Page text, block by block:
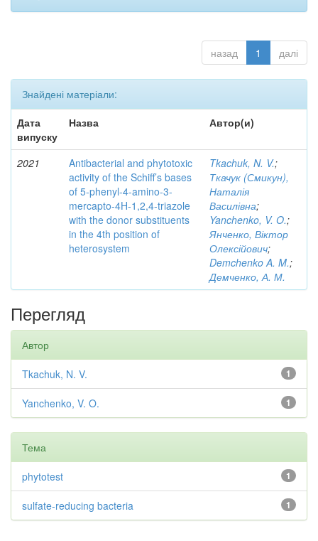
назад 1 далі
Знайдені матеріали:
Дата
випуску
Назва Автор(и)
2021
Antibacterial and phytotoxic
activity of the Schiff’s bases
of 5-phenyl-4-amino-3-
mercapto-4H-1,2,4-triazole
with the donor substituents
in the 4th position of
heterosystem
Tkachuk, N. V.;
Ткачук (Смикун),
Наталія
Василівна;
Yanchenko, V. O.;
Янченко, Віктор
Олексійович;
Demchenko A. M.;
Демченко, А. М.
Перегляд
Автор
1
Tkachuk, N. V.
1
Yanchenko, V. O.
Тема
1
phytotest
1
sulfate-reducing bacteria